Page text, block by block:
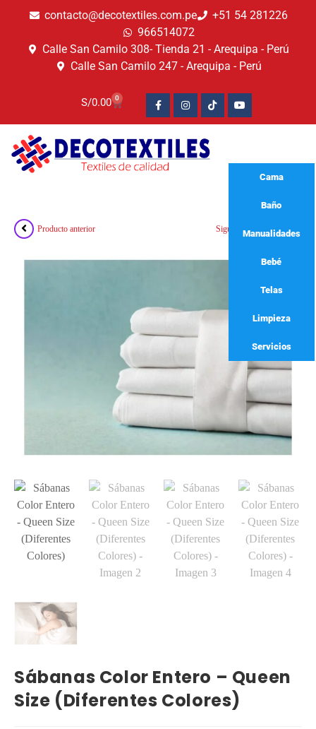
contacto@decotextiles.com.pe
+51 54 281226
966514072
Calle San Camilo 308- Tienda 21 - Arequipa - Perú
Calle San Camilo 247 - Arequipa - Perú​
S/0.00 0
Cama
Baño
Manualidades
Bebé
Telas
Limpieza
Servicios
Producto anterior Siguiente producto
🔍
Sábanas Color Entero – Queen
Size (Diferentes Colores)